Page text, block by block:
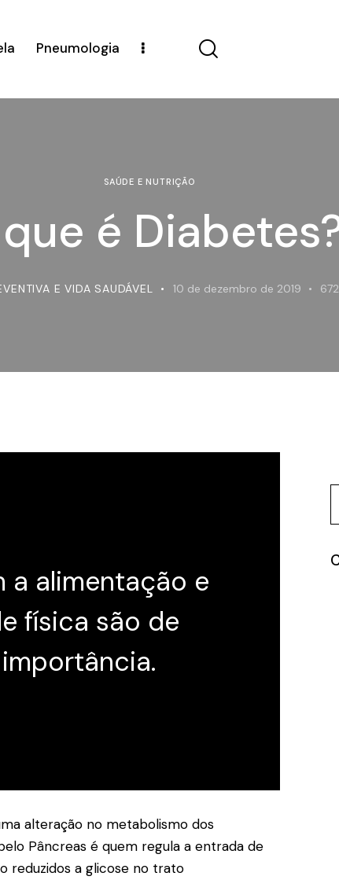
Pneumologia
SAÚDE E NUTRIÇÃO
é
E VIDA SAUDÁVEL 10 de dezembro de 2019 672
a alimentação e
física são de
alteração no metabolismo dos
Pâncreas é quem regula a entrada de
reduzidos a glicose no trato